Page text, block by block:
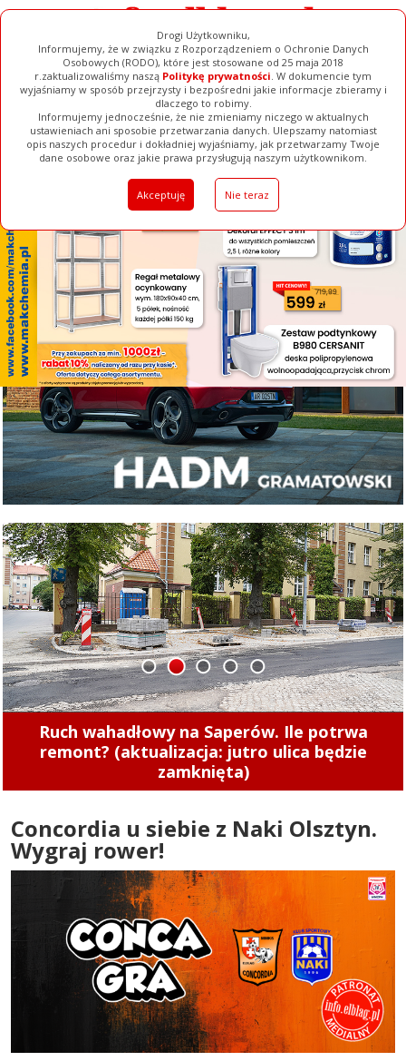
Drogi Użytkowniku,
Informujemy, że w związku z Rozporządzeniem o Ochronie Danych
Osobowych (RODO), które jest stosowane od 25 maja 2018
r.zaktualizowaliśmy naszą Politykę prywatności. W dokumencie tym
wyjaśniamy w sposób przejrzysty i bezpośredni jakie informacje zbieramy i
dlaczego to robimy.
Informujemy jednocześnie, że nie zmieniamy niczego w aktualnych
ustawieniach ani sposobie przetwarzania danych. Ulepszamy natomiast
opis naszych procedur i dokładniej wyjaśniamy, jak przetwarzamy Twoje
dane osobowe oraz jakie prawa przysługują naszym użytkownikom.
Akceptuję Nie teraz
[ ZAMKNIJ ]
Ogłoszenia Filmy Galerie Baza Firm Pełna Wersja
Zobacz, jak wygląda remont torowiska przy 1
Maja (zdjęcia)
1 2 3 4 5
Concordia u siebie z Naki Olsztyn.
Wygraj rower!